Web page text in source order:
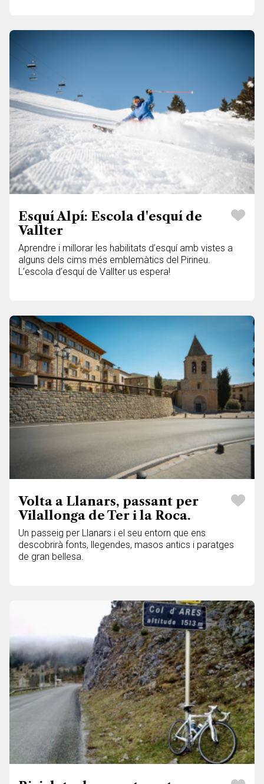
Esquí Alpí: Escola d'esquí de
Vallter
Aprendre i millorar les habilitats d’esquí amb vistes a
alguns dels cims més emblemàtics del Pirineu.
L’escola d’esquí de Vallter us espera!
Volta a Llanars, passant per
Vilallonga de Ter i la Roca.
Un passeig per Llanars i el seu entorn que ens
descobrirà fonts, llegendes, masos antics i paratges
de gran bellesa.